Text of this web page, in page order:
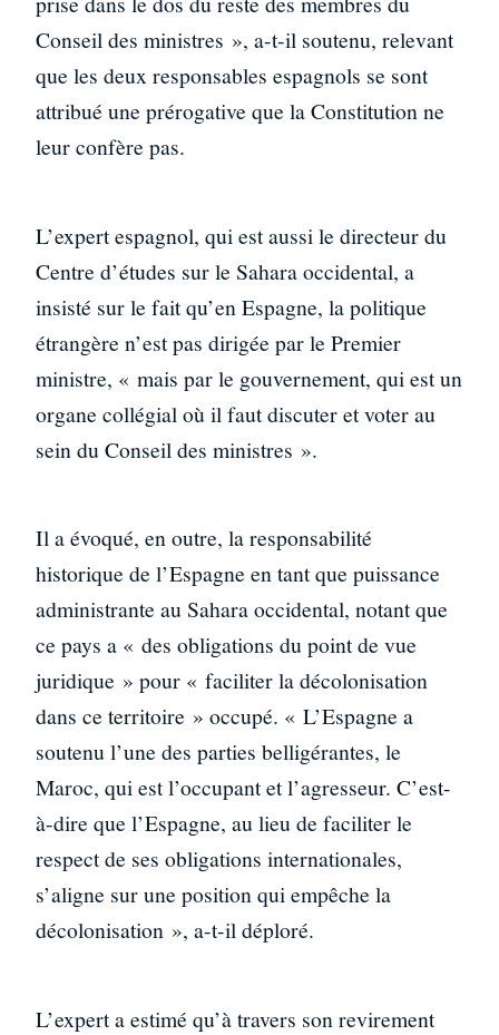
Conseil des ministres », a-t-il soutenu, relevant
que les deux responsables espagnols se sont
attribué une prérogative que la Constitution ne
leur confère pas.
L’expert espagnol, qui est aussi le directeur du
Centre d’études sur le Sahara occidental, a
insisté sur le fait qu’en Espagne, la politique
étrangère n’est pas dirigée par le Premier
ministre, « mais par le gouvernement, qui est un
organe collégial où il faut discuter et voter au
sein du Conseil des ministres ».
Il a évoqué, en outre, la responsabilité
historique de l’Espagne en tant que puissance
administrante au Sahara occidental, notant que
ce pays a « des obligations du point de vue
juridique » pour « faciliter la décolonisation
dans ce territoire » occupé. « L’Espagne a
soutenu l’une des parties belligérantes, le
Maroc, qui est l’occupant et l’agresseur. C’est-
à-dire que l’Espagne, au lieu de faciliter le
respect de ses obligations internationales,
s’aligne sur une position qui empêche la
décolonisation », a-t-il déploré.
L’expert a estimé qu’à travers son revirement